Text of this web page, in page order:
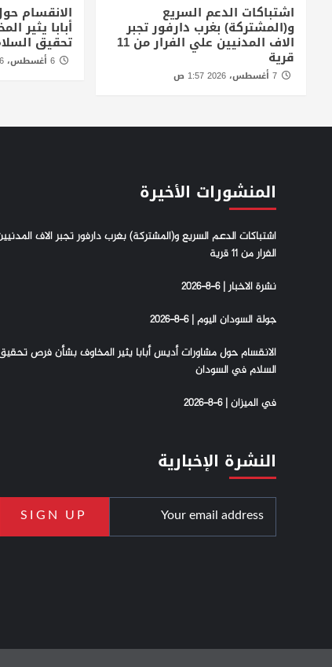
اشتباكات الدعم السريع
و(المشتركة) بغرب دارفور تجبر
الاف المدنيين علي الفرار من 11
قرية
7 أغسطس، 2026 1:57 ص
الانقسام
أبابا يثير
تحقيق
المنشورات الأخيرة
اشتباكات الدعم السريع و(المشتركة) بغرب دارفور تجبر الاف
الفرار من 11 قرية
نشرة الاخبار | 6-8-2026
جولة السودان اليوم | 6-8-2026
الانقسام حول مشاورات أديس أبابا يثير المخاوف بشأن فرص
السلام في السودان
في الميزان | 6-8-2026
النشرة الإخبارية